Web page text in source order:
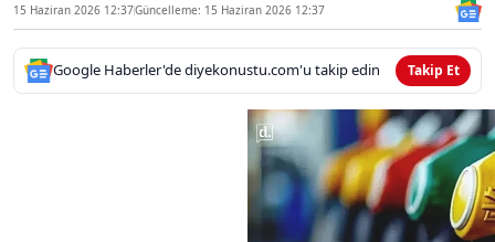
15 Haziran 2026 12:37Güncelleme: 15 Haziran 2026 12:37
Google Haberler'de diyekonustu.com'u takip edin Takip Et